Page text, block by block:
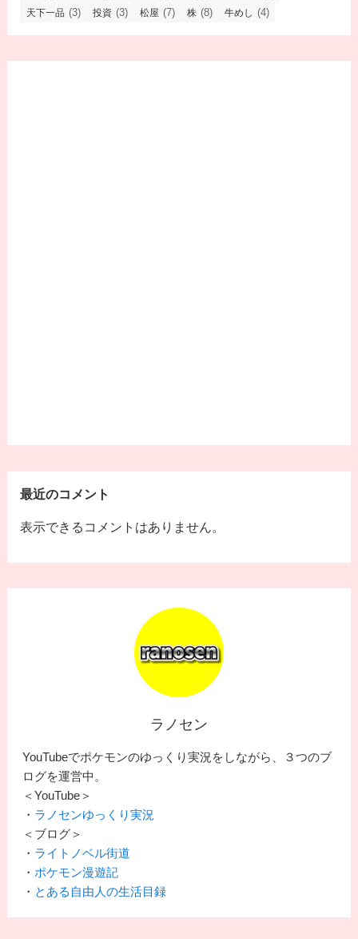
天下一品 (3) 投資 (3) 松屋 (7) 株 (8) 牛めし (4)
最近のコメント
表示できるコメントはありません。
ラノセン
YouTubeでポケモンのゆっくり実況をしながら、３つのブ
ログを運営中。
＜YouTube＞
・ ラノセンゆっくり実況
＜ブログ＞
・ ライトノベル街道
・ポケモン漫遊記
・ とある自由人の生活目録